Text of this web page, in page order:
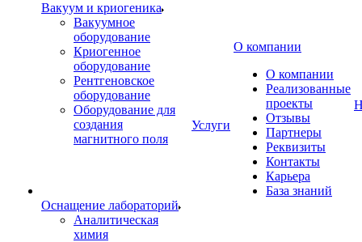
Вакуум и криогеника
Вакуумное
оборудование
Криогенное
оборудование
Рентгеновское
оборудование
Оборудование для
создания
магнитного поля
Оснащение лабораторий
Аналитическая
химия
Услуги
О компании
О компании
Реализованные
проекты
Отзывы
Партнеры
Реквизиты
Контакты
Карьера
База знаний